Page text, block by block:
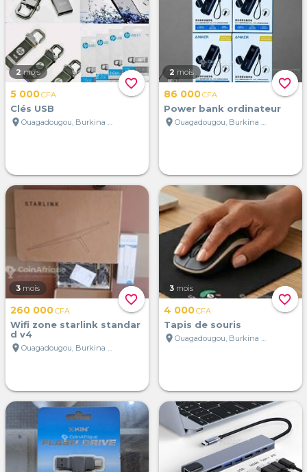
favorite_border
2 mois
5 000CFA
Clés USB
location_on
Ouagadougou, Burkina Faso
favorite_border
2 mois
86 000CFA
Power bank ordinateur
location_on
Ouagadougou, Burkina Faso
favorite_border
3 mois
260 000CFA
Wifi zone starlink standar
d v4
location_on
Ouagadougou, Burkina Faso
favorite_border
3 mois
4 000CFA
Tapis de souris
location_on
Ouagadougou, Burkina Faso